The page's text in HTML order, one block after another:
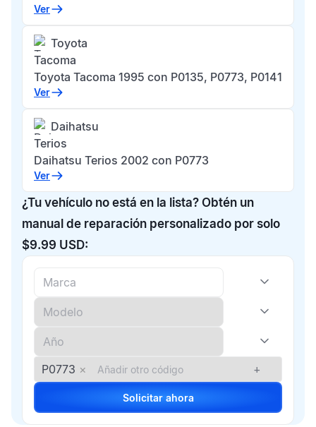
Ver
Toyota
Tacoma
Toyota Tacoma 1995 con P0135, P0773, P0141
Ver
Daihatsu
Terios
Daihatsu Terios 2002 con P0773
Ver
¿Tu vehículo no está en la lista? Obtén un
manual de reparación personalizado por solo
$9.99 USD:
P0773 × +
Solicitar ahora